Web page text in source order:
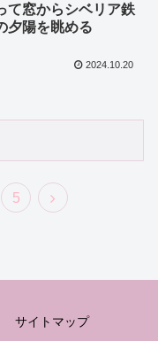
て窓からシベリア鉄
夕陽を眺める
2024.10.20
5
次
サイトマップ